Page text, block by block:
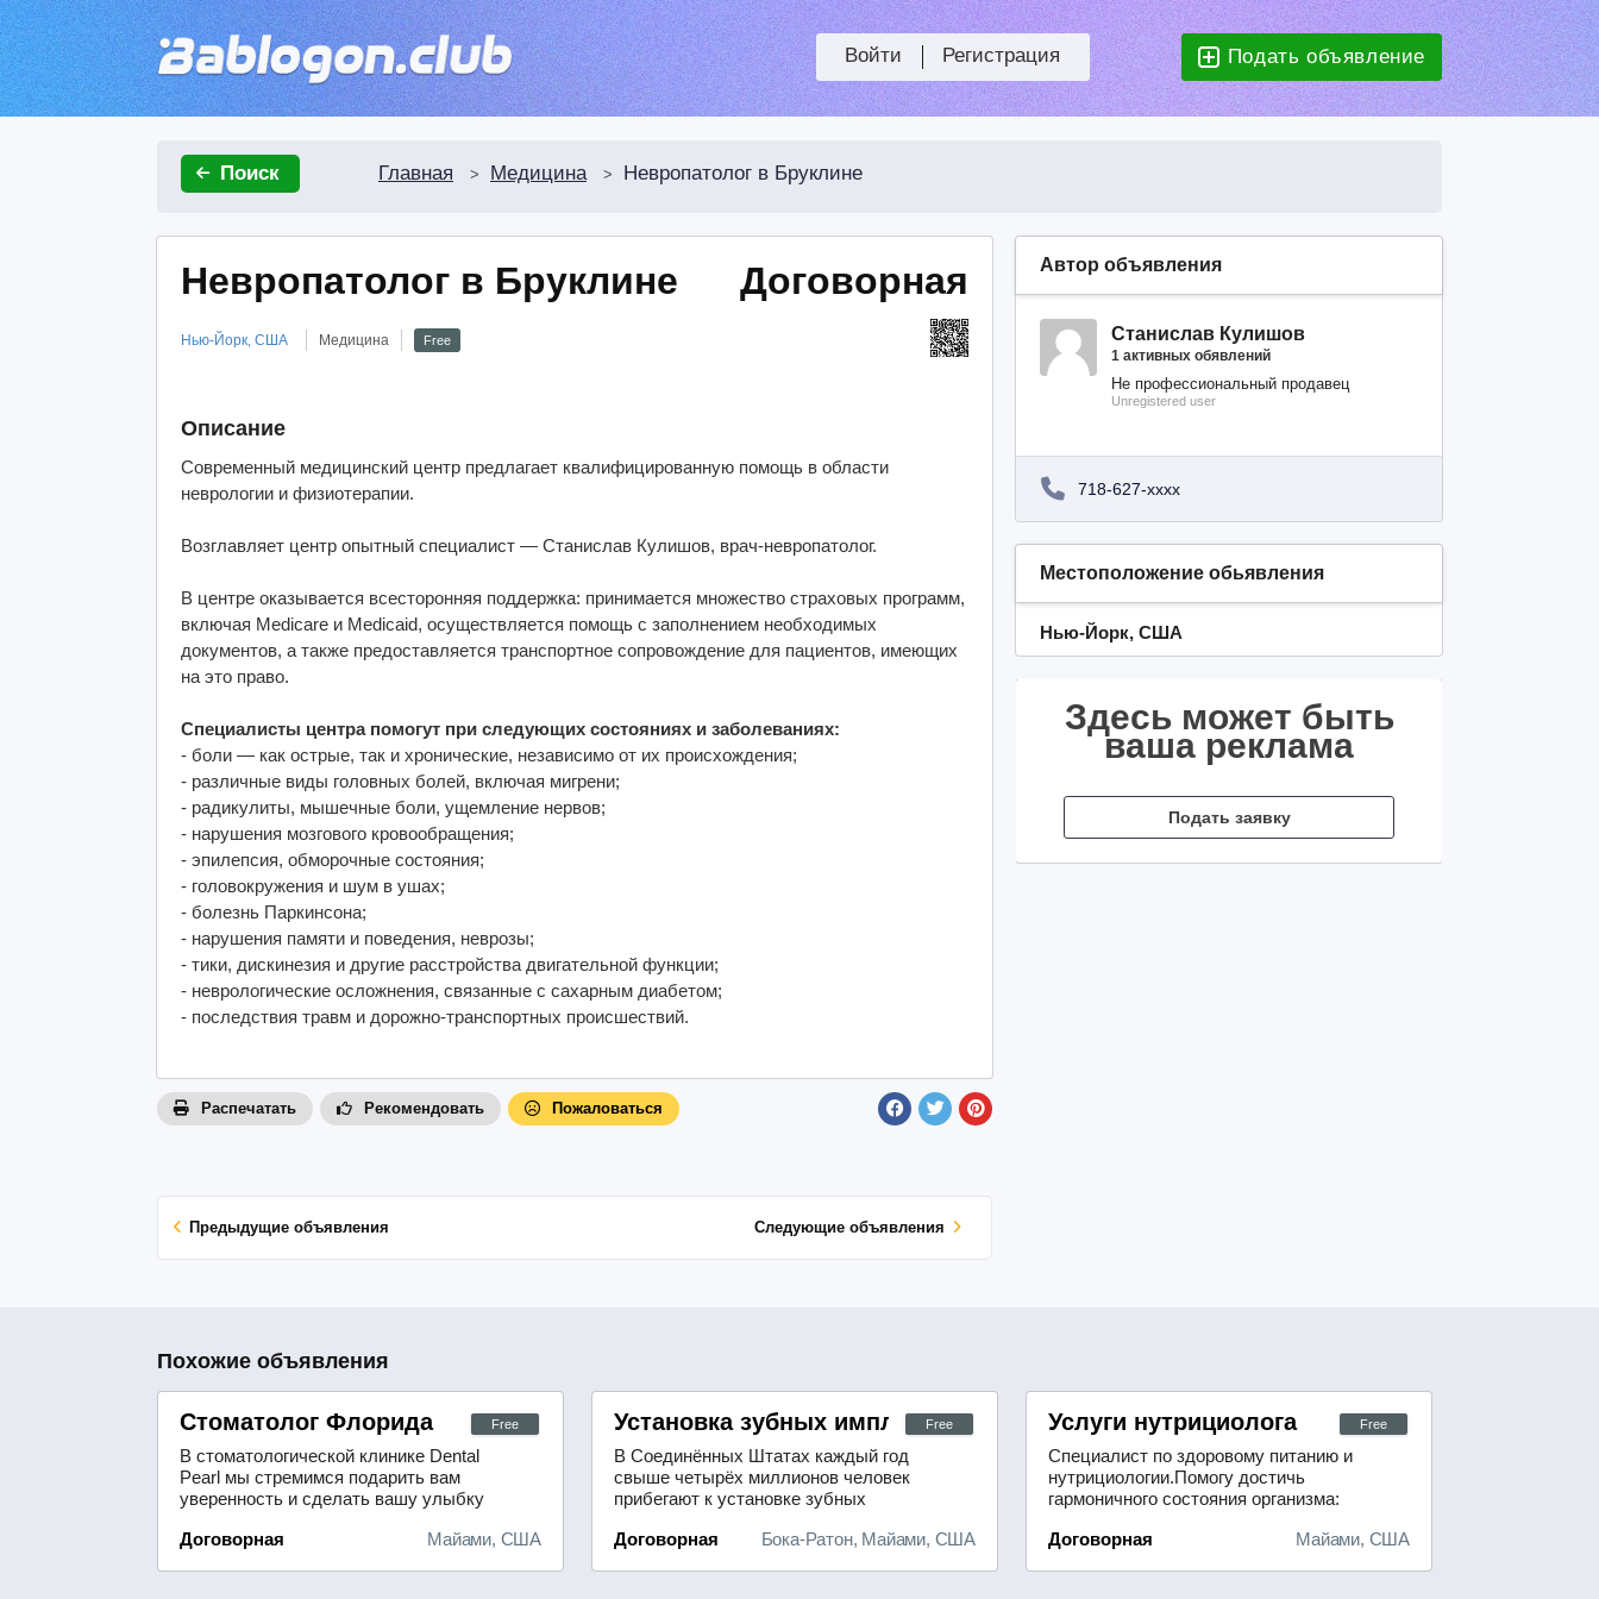
Подать объявление
Регистрация
Войти
Поиск Главная > Медицина > Невропатолог в Бруклине
Договорная
Невропатолог в Бруклине
Нью-Йорк, США Медицина Free
Описание
Современный медицинский центр предлагает квалифицированную помощь в области
неврологии и физиотерапии.
Возглавляет центр опытный специалист — Станислав Кулишов, врач-невропатолог.
В центре оказывается всесторонняя поддержка: принимается множество страховых программ,
включая Medicare и Medicaid, осуществляется помощь с заполнением необходимых
документов, а также предоставляется транспортное сопровождение для пациентов, имеющих
на это право.
Специалисты центра помогут при следующих состояниях и заболеваниях:
- боли — как острые, так и хронические, независимо от их происхождения;
- различные виды головных болей, включая мигрени;
- радикулиты, мышечные боли, ущемление нервов;
- нарушения мозгового кровообращения;
- эпилепсия, обморочные состояния;
- головокружения и шум в ушах;
- болезнь Паркинсона;
- нарушения памяти и поведения, неврозы;
- тики, дискинезия и другие расстройства двигательной функции;
- неврологические осложнения, связанные с сахарным диабетом;
- последствия травм и дорожно-транспортных происшествий.
Распечатать Рекомендовать Пожаловаться
Предыдущие объявления Cледующие объявления
Автор объявления
Станислав Кулишов
1 активных обявлений
Не профессиональный продавец
Unregistered user
718-627-xxxx
Местоположение обьявления
Нью-Йорк, США
Здесь может быть
ваша реклама
Подать заявку
Похожие объявления
Free
Договорная Майами, США
Стоматолог Флорида
В стоматологической клинике Dental
Pearl мы стремимся подарить вам
уверенность и сделать вашу улыбку
превосходных результатов мы
Free
Договорная Бока-Ратон, Майами, США
Установка зубных имплантов Бока-Ратон
В Соединённых Штатах каждый год
свыше четырёх миллионов человек
прибегают к установке зубных
роботизированных систем в
Free
Договорная Майами, США
Услуги нутрициолога
Специалист по здоровому питанию и
нутрициологии.Помогу достичь
гармоничного состояния организма:
гормональный баланс,